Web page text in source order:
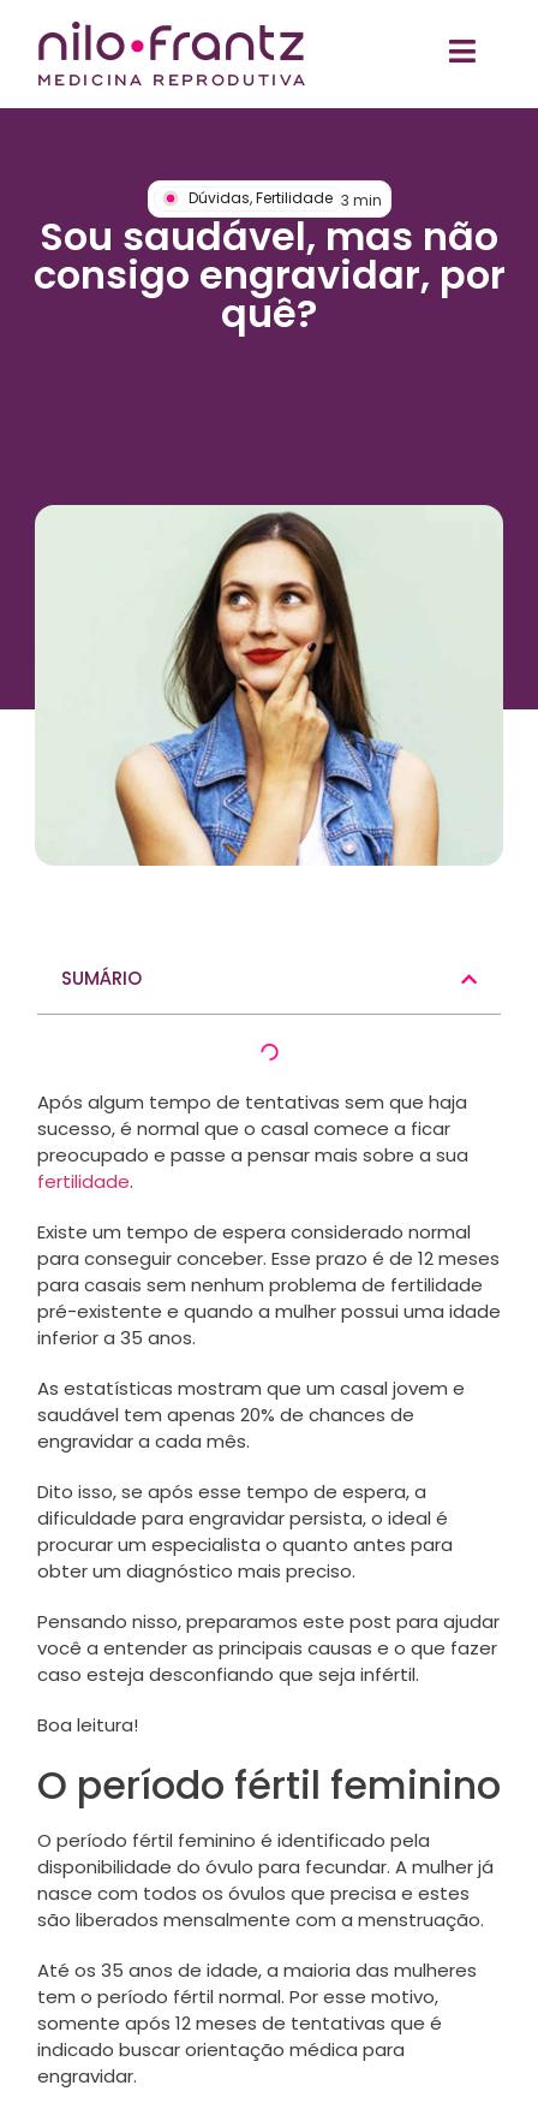
Dúvidas,Fertilidade 3 min
Sou saudável, mas não
consigo engravidar, por
quê?
SUMÁRIO
Após algum tempo de tentativas sem que haja
sucesso, é normal que o casal comece a ficar
preocupado e passe a pensar mais sobre a sua
fertilidade.
Existe um tempo de espera considerado normal
para conseguir conceber. Esse prazo é de 12 meses
para casais sem nenhum problema de fertilidade
pré-existente e quando a mulher possui uma idade
inferior a 35 anos.
As estatísticas mostram que um casal jovem e
saudável tem apenas 20% de chances de
engravidar a cada mês.
Dito isso, se após esse tempo de espera, a
dificuldade para engravidar persista, o ideal é
procurar um especialista o quanto antes para
obter um diagnóstico mais preciso.
Pensando nisso, preparamos este post para ajudar
você a entender as principais causas e o que fazer
caso esteja desconfiando que seja infértil.
Boa leitura!
O período fértil feminino
O período fértil feminino é identificado pela
disponibilidade do óvulo para fecundar. A mulher já
nasce com todos os óvulos que precisa e estes
são liberados mensalmente com a menstruação.
Até os 35 anos de idade, a maioria das mulheres
tem o período fértil normal. Por esse motivo,
somente após 12 meses de tentativas que é
indicado buscar orientação médica para
engravidar.